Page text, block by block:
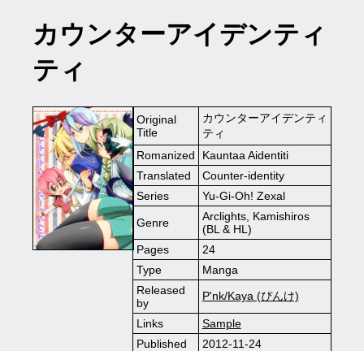
カウンターアイデンティ
ティ
Original
Title
カウンターアイデンティ
ティ
Romanized
Kauntaa Aidentiti
Translated
Counter-identity
Series
Yu-Gi-Oh! Zexal
Genre
Arclights, Kamishiros
(BL & HL)
Pages
24
Type
Manga
Released
by
P'nk/Kaya (ぴんけ)
Links
Sample
Published
2012-11-24